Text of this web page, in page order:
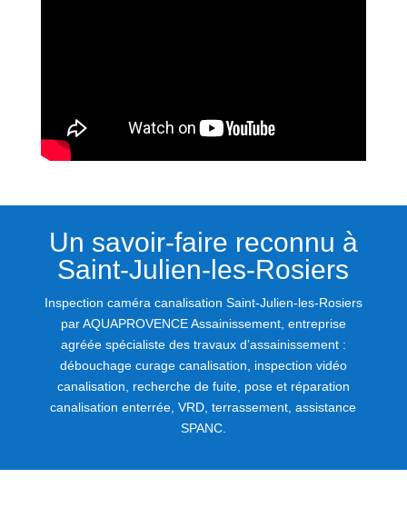
Un savoir-faire reconnu à
Saint-Julien-les-Rosiers
Inspection caméra canalisation Saint-Julien-les-Rosiers
par AQUAPROVENCE Assainissement, entreprise
agréée spécialiste des travaux d’assainissement :
débouchage curage canalisation, inspection vidéo
canalisation, recherche de fuite, pose et réparation
canalisation enterrée, VRD, terrassement, assistance
SPANC.